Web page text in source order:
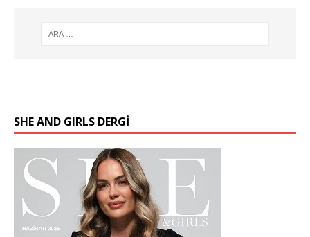
SHE AND GIRLS DERGİ